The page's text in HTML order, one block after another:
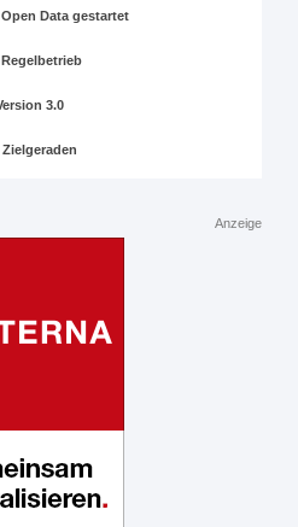
Data gestartet
3.0
Anzeige